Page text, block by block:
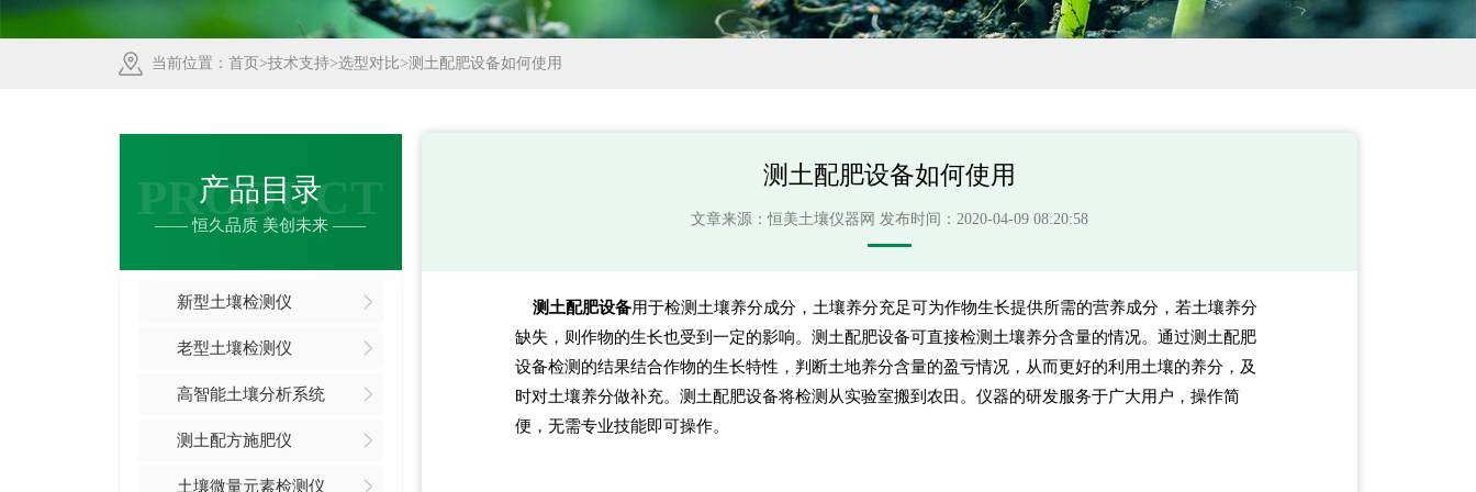
当前位置： 首页 >技术支持>选型对比>测土配肥设备如何使用
产品目录
PRODUCT
—— 恒久品质 美创未来 ——
新型土壤检测仪
老型土壤检测仪
高智能土壤分析系统
测土配方施肥仪
土壤微量元素检测仪
测土配肥设备如何使用
文章来源：恒美土壤仪器网 发布时间：2020-04-09 08:20:58
测土配肥设备用于检测土壤养分成分，土壤养分充足可为作物生长提供所需的营养成分，若土壤养分
缺失，则作物的生长也受到一定的影响。测土配肥设备可直接检测土壤养分含量的情况。通过测土配肥
设备检测的结果结合作物的生长特性，判断土地养分含量的盈亏情况，从而更好的利用土壤的养分，及
时对土壤养分做补充。测土配肥设备将检测从实验室搬到农田。仪器的研发服务于广大用户，操作简
便，无需专业技能即可操作。